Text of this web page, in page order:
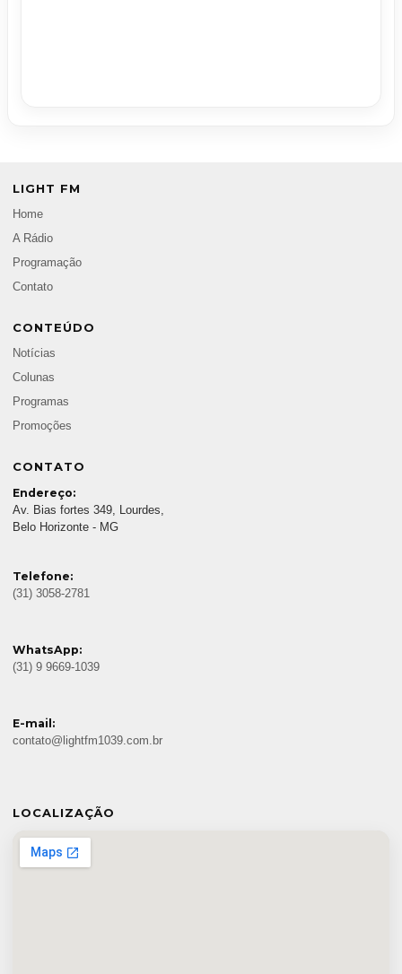
LIGHT FM
Home
A Rádio
Programação
Contato
CONTEÚDO
Notícias
Colunas
Programas
Promoções
CONTATO
Endereço:
Av. Bias fortes 349, Lourdes,
Belo Horizonte - MG
Telefone:
(31) 3058-2781
WhatsApp:
(31) 9 9669-1039
E-mail:
contato@lightfm1039.com.br
LOCALIZAÇÃO